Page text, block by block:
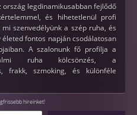
legdinamikusabban fejlődő
és hihetetlenül profi
szenvedélyünk a szép ruha, és
fontos napján csodálatosan
A szalonunk fő profilja a
ruha kölcsönzés, a
frakk, szmoking, és különféle
hireinket!